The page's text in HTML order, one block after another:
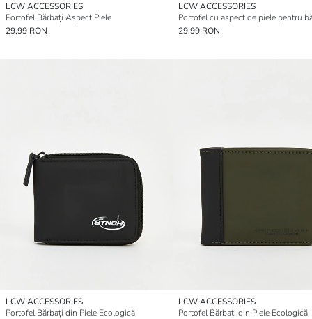
LCW ACCESSORIES
Portofel Bărbați Aspect Piele
29,99 RON
LCW ACCESSORIES
Portofel cu aspect de piele pentru
29,99 RON
LCW ACCESSORIES
Portofel Bărbați din Piele Ecologică
LCW ACCESSORIES
Portofel Bărbați din Piele Ecologică